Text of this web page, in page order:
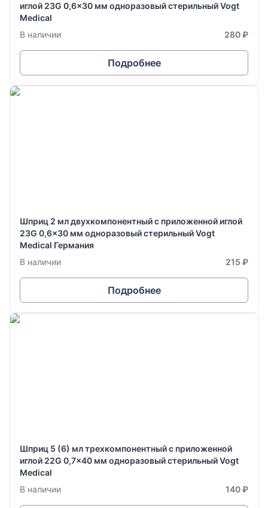
иглой 23G 0,6x30 мм одноразовый стерильный Vogt
Medical
В наличии
280 ₽
Подробнее
Шприц 2 мл двухкомпонентный с приложенной иглой
23G 0,6x30 мм одноразовый стерильный Vogt
Medical Германия
В наличии
215 ₽
Подробнее
Шприц 5 (6) мл трехкомпонентный с приложенной
иглой 22G 0,7x40 мм одноразовый стерильный Vogt
Medical
В наличии
140 ₽